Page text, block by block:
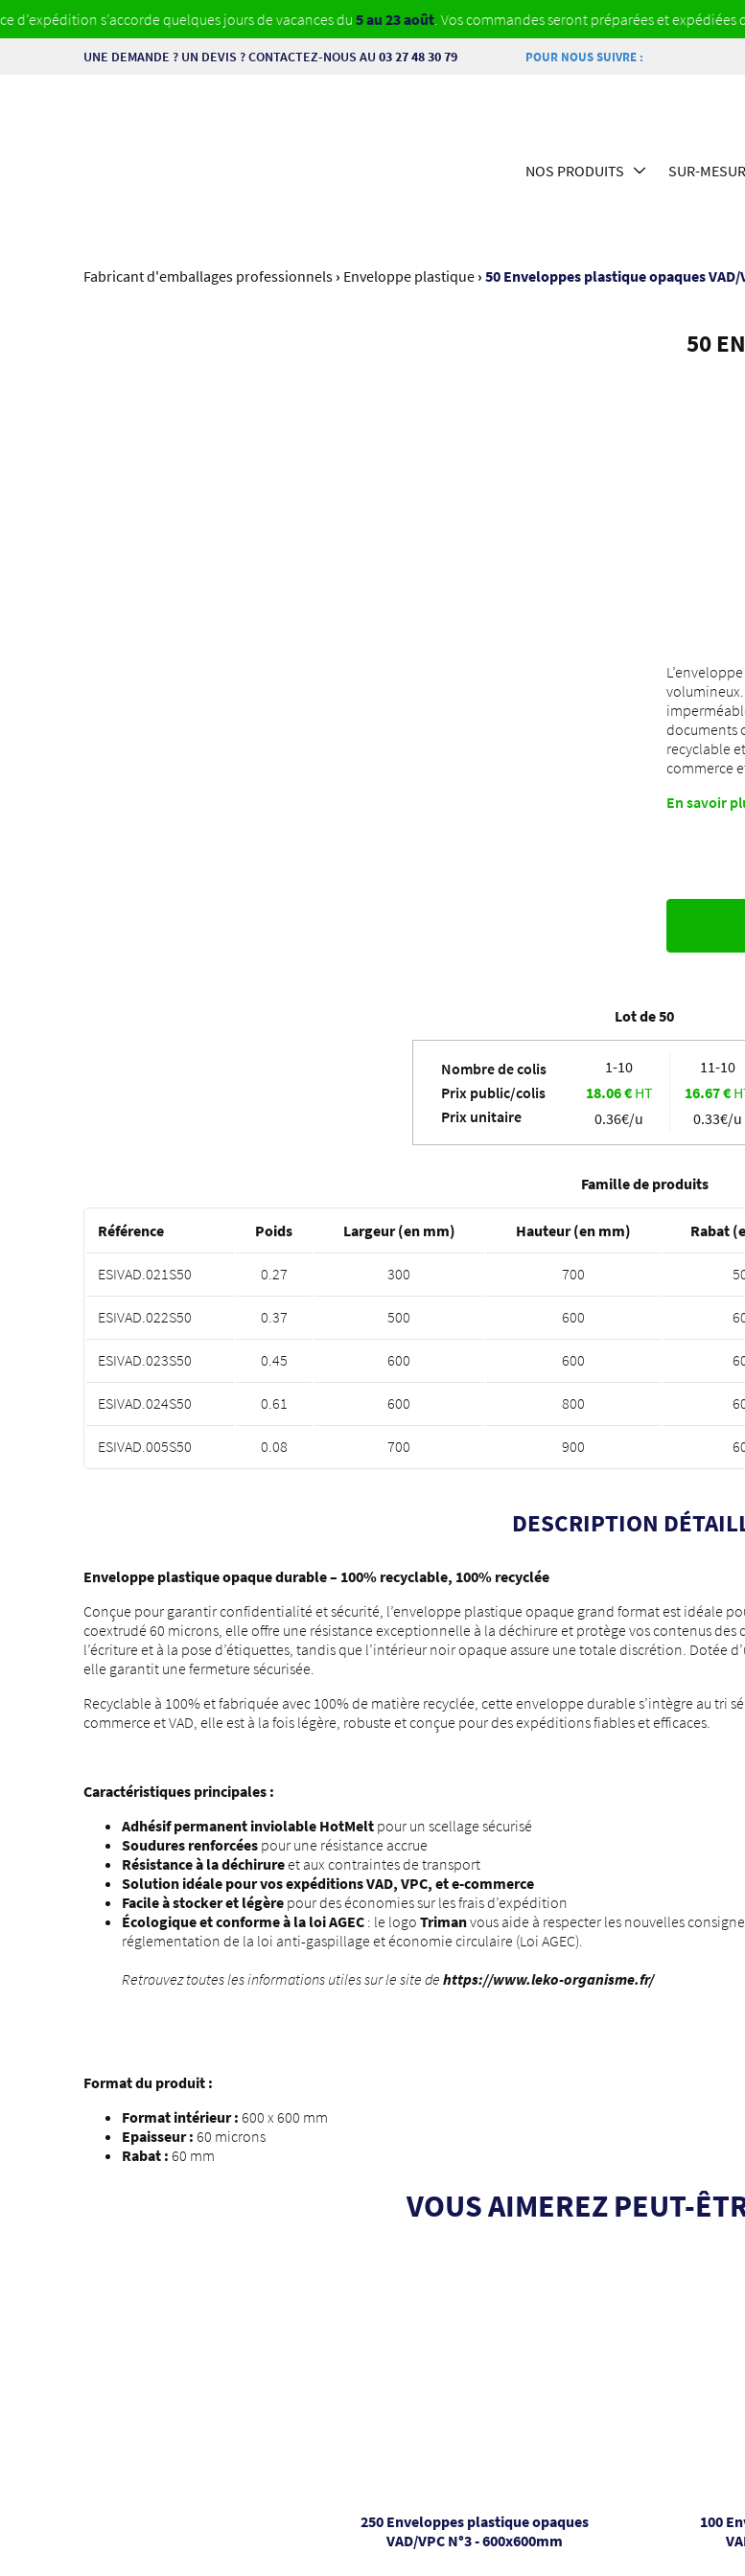
s’accorde quelques jours de vacances du5 au 23 août. Vos commandes seront préparées et expédiées dès
UNE DEMANDE ? UN DEVIS ? CONTACTEZ-NOUS AU 03 27 48 30 79 POUR NOUS SUIVRE :
NOS PRODUITS SUR-
Fabricant d'emballages professionnels › Enveloppe plastique › 50 Enveloppes plastique opaques VAD/
50
documents
recyclable
commerce
En savoir
Lot de 50
Nombre de colis
Prix public/colis
Prix unitaire
1-10 11-10
18.06€ HT 16.67€
0.36€/u
0.33€/u
Famille de produits
Référence Poids Largeur (en mm) Hauteur (en mm) Rabat
ESIVAD.021S50 0.27 300 700
ESIVAD.022S50 0.37 500 600
ESIVAD.023S50 0.45 600 600
ESIVAD.024S50 0.61 600 800
ESIVAD.005S50 0.08 700 900
DESCRIPTION
Enveloppe plastique opaque durable – 100% recyclable, 100% recyclée
Conçue pour garantir confidentialité et sécurité, l’enveloppe plastique opaque grand format est idéale
coextrudé 60 microns, elle offre une résistance exceptionnelle à la déchirure et protège vos contenus
l’écriture et à la pose d’étiquettes, tandis que l’intérieur noir opaque assure une totale discrétion. Dotée
elle garantit une fermeture sécurisée.
Recyclable à 100% et fabriquée avec 100% de matière recyclée, cette enveloppe durable s’intègre au tri
commerce et VAD, elle est à la fois légère, robuste et conçue pour des expéditions fiables et efficaces.
Caractéristiques principales :
Adhésif permanent inviolable HotMelt pour un scellage sécurisé
Soudures renforcées pour une résistance accrue
Résistance à la déchirureet aux contraintes de transport
Solution idéale pour vos expéditions VAD, VPC, et e-commerce
Facile à stocker et légère pour des économies sur les frais d’expédition
Écologique et conforme à la loi AGEC : le logo Trimanvous aide à respecter les nouvelles
réglementation de la loi anti-gaspillage et économie circulaire (Loi AGEC).
Retrouvez toutes les informations utiles sur le site de https://www.leko-organisme.fr/
Format du produit :
Format intérieur : 600 x 600 mm
Epaisseur : 60 microns
Rabat : 60 mm
VOUS AIMEREZ PEUT-
250 Enveloppes plastique opaques
VAD/VPC N°3 - 600x600mm
100